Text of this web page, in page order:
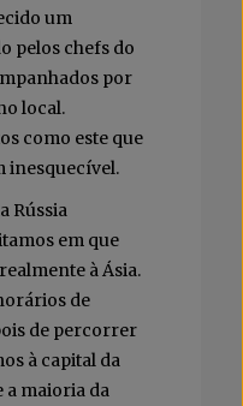
um
pelos chefs do
por
local.
como este que
inesquecível.
Rússia
em que
à Ásia.
de
de percorrer
à capital da
a maioria da